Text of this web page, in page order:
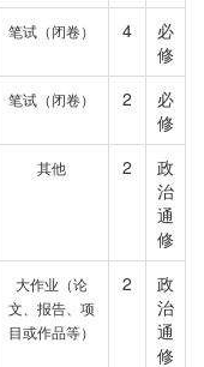
笔试（闭卷） 4
必
修
笔试（闭卷） 2
必
修
其他 2
政
治
通
修
大作业（论
文、报告、项
目或作品等）
2
政
治
通
修